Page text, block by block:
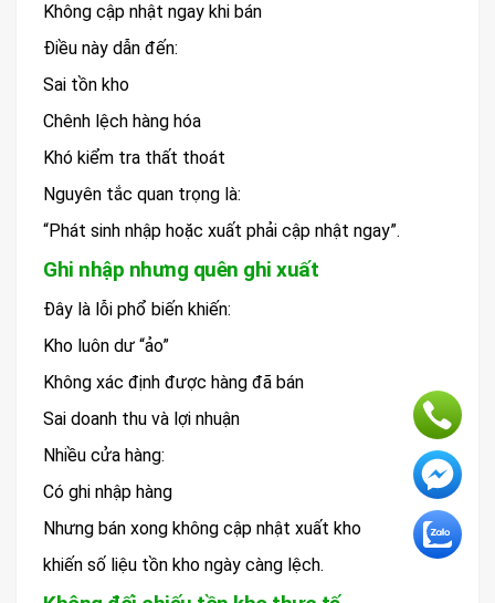
Không cập nhật ngay khi bán
Điều này dẫn đến:
Sai tồn kho
Chênh lệch hàng hóa
Khó kiểm tra thất thoát
Nguyên tắc quan trọng là:
“Phát sinh nhập hoặc xuất phải cập nhật ngay”.
Ghi nhập nhưng quên ghi xuất
Đây là lỗi phổ biến khiến:
Kho luôn dư “ảo”
Không xác định được hàng đã bán
Sai doanh thu và lợi nhuận
Nhiều cửa hàng:
Có ghi nhập hàng
Nhưng bán xong không cập nhật xuất kho
khiến số liệu tồn kho ngày càng lệch.